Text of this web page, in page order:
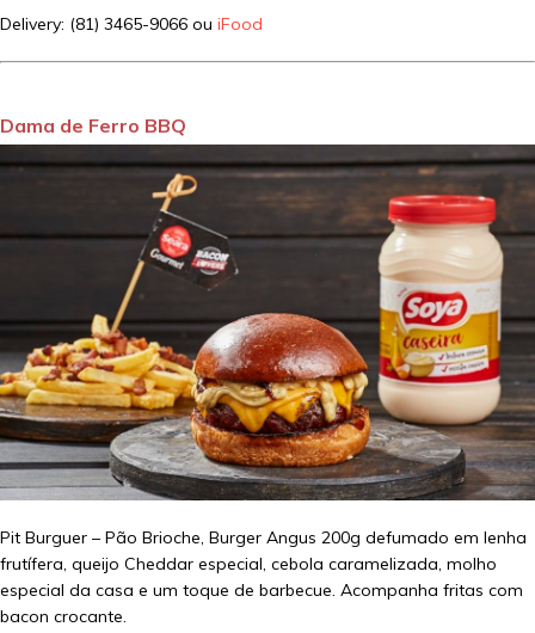
Delivery: (81) 3465-9066 ou iFood
Dama de Ferro BBQ
Pit Burguer – Pão Brioche, Burger Angus 200g defumado em lenha
frutífera, queijo Cheddar especial, cebola caramelizada, molho
especial da casa e um toque de barbecue. Acompanha fritas com
bacon crocante.